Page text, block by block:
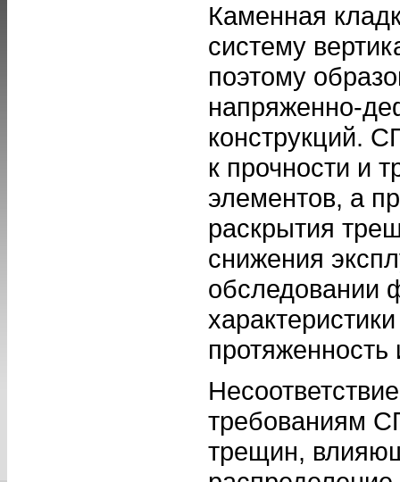
Каменная
систему
поэтому
напряженно-
конструкций.
к прочности и
элементов, а
раскрытия
снижения
обследовании
требованиям
трещин,